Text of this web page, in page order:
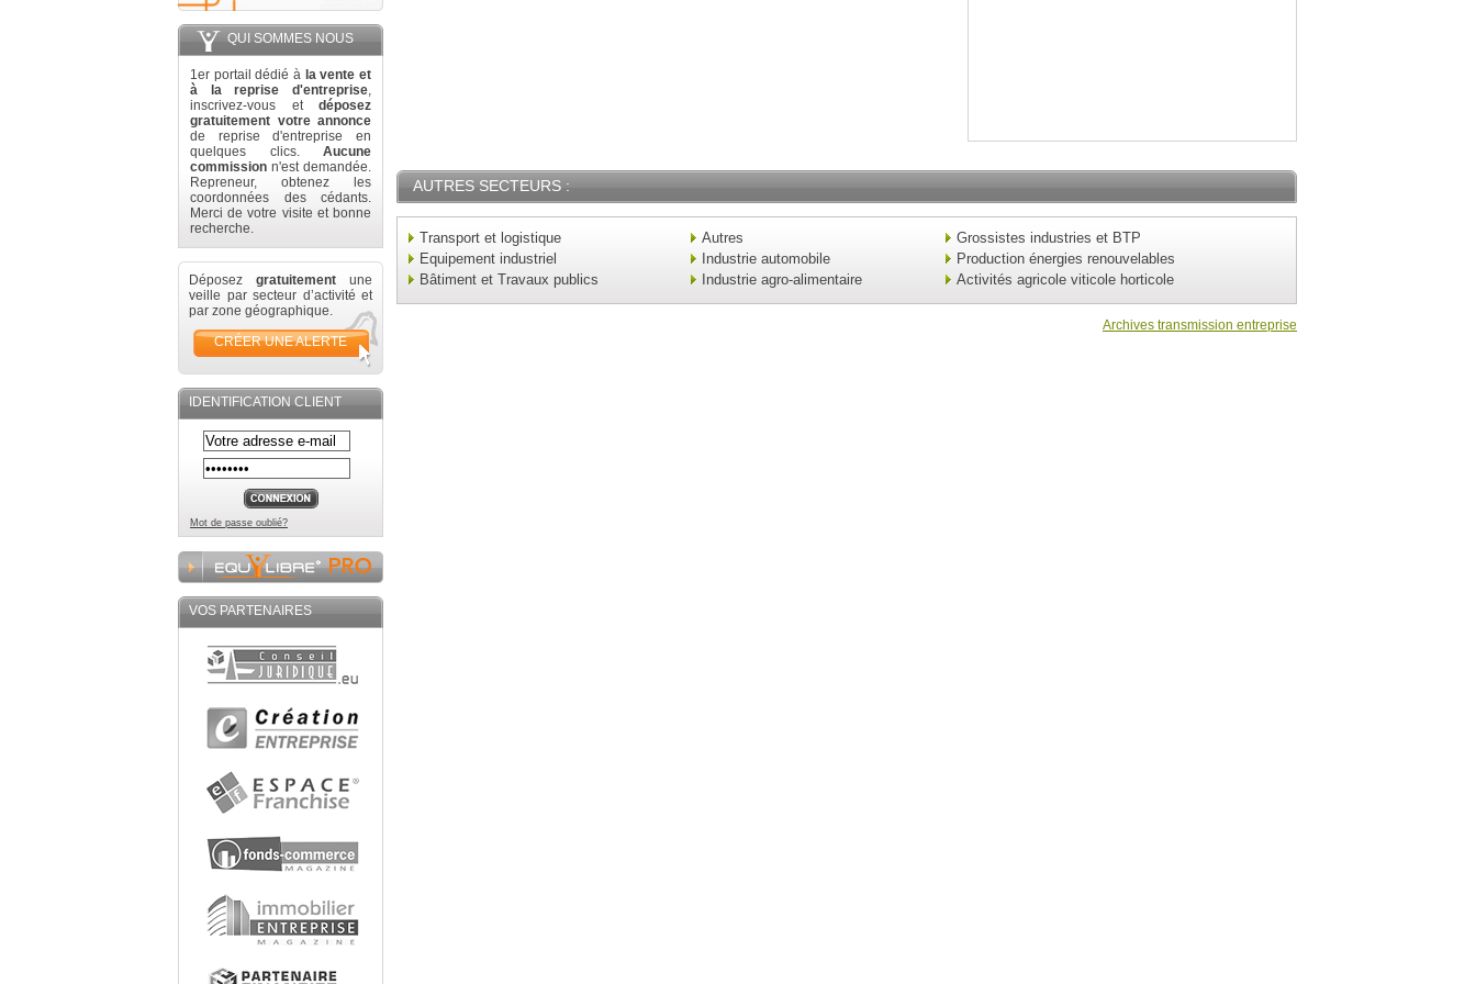
QUI SOMMES NOUS
1er portail dédié à la vente et
à la reprise d'entreprise,
inscrivez-vous et déposez
gratuitement votre annonce
de reprise d'entreprise en
quelques clics. Aucune
commission n'est demandée.
Repreneur, obtenez les
coordonnées des cédants.
Merci de votre visite et bonne
recherche.
Déposez gratuitement une
veille par secteur d’activité et
par zone géographique.
CRÉER UNE ALERTE
IDENTIFICATION CLIENT
Mot de passe oublié?
VOS PARTENAIRES
AUTRES SECTEURS :
Transport et logistique
Equipement industriel
Bâtiment et Travaux publics
Autres
Industrie automobile
Industrie agro-alimentaire
Grossistes industries et BTP
Production énergies renouvelables
Activités agricole viticole horticole
Archives transmission entreprise